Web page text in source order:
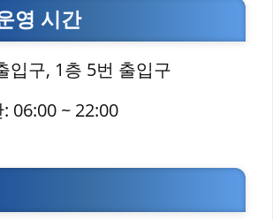
영 시간
입구, 1층 5번 출입구
06:00 ~ 22:00